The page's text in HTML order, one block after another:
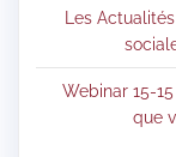
Les
Webinar 15-
que